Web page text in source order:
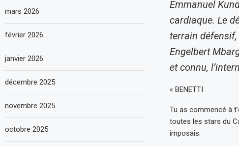
Emmanuel
cardiaque. Le
terrain
Engelbert
et connu,
« BENETTI
Tu as commencé à
toutes les stars du
imposais.
mars 2026
février 2026
janvier 2026
décembre 2025
novembre 2025
octobre 2025